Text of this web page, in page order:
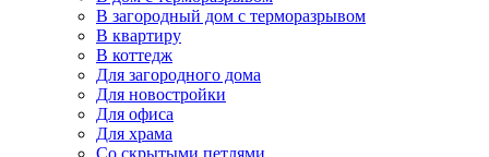
В загородный дом с терморазрывом
В квартиру
В коттедж
Для загородного дома
Для новостройки
Для офиса
Для храма